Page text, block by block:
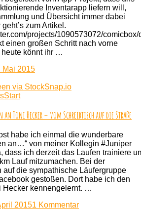
Inventarapp liefern will,
und Übersicht immer dabei
zum Artikel.
projects/1090573072/
einen großen Schritt nach vorne
könnt ihr …
Mai 2015
an Toni Hecker – vom Schreibtisch auf die Straße
habe ich einmal die wunderbare
an…“ von meiner Kollegin #Juniper
dass ich derzeit das Laufen trainiere
Lauf mitzumachen. Bei der
auf die sympathische Läufergruppe
gestoßen. Dort habe ich den
Hecker kennengelernt. …
20151 Kommentarzu